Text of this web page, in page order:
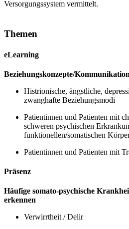
Versorgungssystem vermittelt.
Themen
eLearning
Beziehungskonzepte/Kommunikation
Histrionische, ängstliche,
zwanghafte Beziehungsmodi
Patientinnen und Patienten mit
schweren psychischen
funktionellen/somatischen
Patientinnen und Patienten mit
Präsenz
Häufige somato-psychische
erkennen
Verwirrtheit / Delir